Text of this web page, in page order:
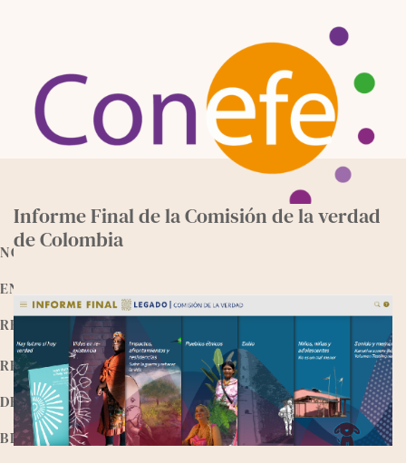
NOTICIAS
ENTREVISTAS
RECURSOS
RELEEMOS
DEVOCIONALES
BIBLIOTECA
Informe Final de la Comisión de la verdad
de Colombia